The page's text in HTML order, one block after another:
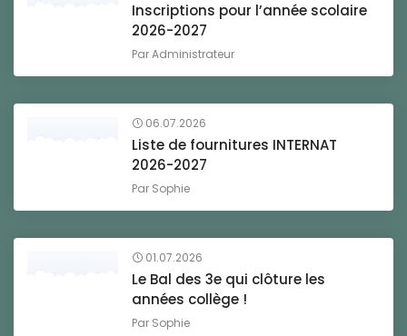
Inscriptions pour l’année scolaire
2026-2027
ParAdministrateur
06.07.2026
Liste de fournitures INTERNAT
2026-2027
Par Sophie
01.07.2026
Le Bal des 3e qui clôture les
années collège !
Par Sophie